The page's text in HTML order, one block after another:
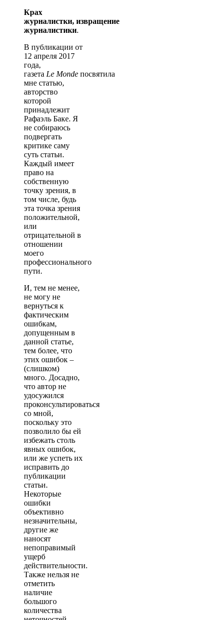
Крах
журналистки, извращение
журналистики.
В публикации от
12 апреля 2017
года,
газета Le Monde посвятила
мне статью,
авторство
которой
принадлежит
Рафаэль Баке. Я
не собираюсь
подвергать
критике саму
суть статьи.
Каждый имеет
право на
собственную
точку зрения, в
том числе, будь
эта точка зрения
положительной,
или
отрицательной в
отношении
моего
профессионального
пути.
И, тем не менее,
не могу не
вернуться к
фактическим
ошибкам,
допущенным в
данной статье,
тем более, что
этих ошибок –
(слишком)
много. Досадно,
что автор не
удосужился
проконсультироваться
со мной,
поскольку это
позволило бы ей
избежать столь
явных ошибок,
или же успеть их
исправить до
публикации
статьи.
Некоторые
ошибки
объективно
незначительны,
другие же
наносят
непоправимый
ущерб
действительности.
Также нельзя не
отметить
наличие
большого
количества